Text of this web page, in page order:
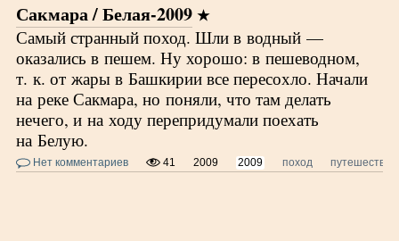
Сакмара / Белая-2009
Самый странный поход. Шли в водный —
оказались в пешем. Ну хорошо: в пешеводном,
т. к. от жары в Башкирии все пересохло. Начали
на реке Сакмара, но поняли, что там делать
нечего, и на ходу перепридумали поехать
на Белую.
Нет комментариев 41 2009 2009 поход путешествие